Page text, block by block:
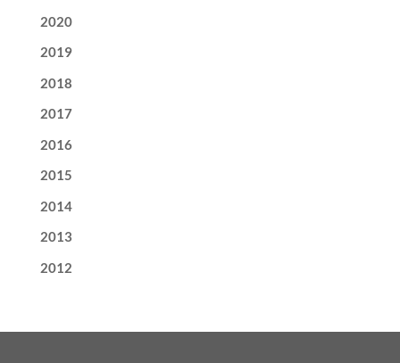
2020
2019
2018
2017
2016
2015
2014
2013
2012